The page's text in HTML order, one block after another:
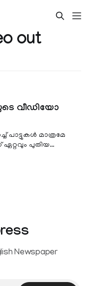
out
വീഡിയോ
പാട്ടുകള്‍ മാത്രമേ
ഏറ്റവും പുതിയ
Newspaper